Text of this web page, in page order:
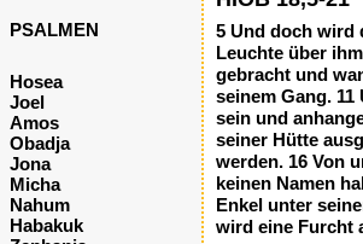
PSALMEN
Hosea
Joel
Amos
Obadja
Jona
Micha
Nahum
Habakuk
5 Und doch wird
Leuchte über
gebracht und
seinem Gang.
sein und
seiner Hütte
werden. 16 Von
keinen Namen
Enkel unter
wird eine Furcht